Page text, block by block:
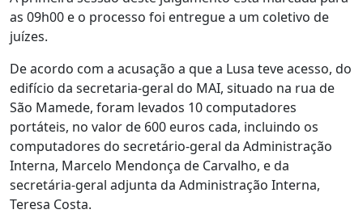
as 09h00 e o processo foi entregue a um coletivo de
juízes.
De acordo com a acusação a que a Lusa teve acesso, do
edifício da secretaria-geral do MAI, situado na rua de
São Mamede, foram levados 10 computadores
portáteis, no valor de 600 euros cada, incluindo os
computadores do secretário-geral da Administração
Interna, Marcelo Mendonça de Carvalho, e da
secretária-geral adjunta da Administração Interna,
Teresa Costa.